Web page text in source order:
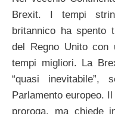
Brexit. I tempi
britannico ha spento
del Regno Unito
tempi migliori. La
“quasi inevitabile”,
Parlamento europeo.
proroga, ma chiede